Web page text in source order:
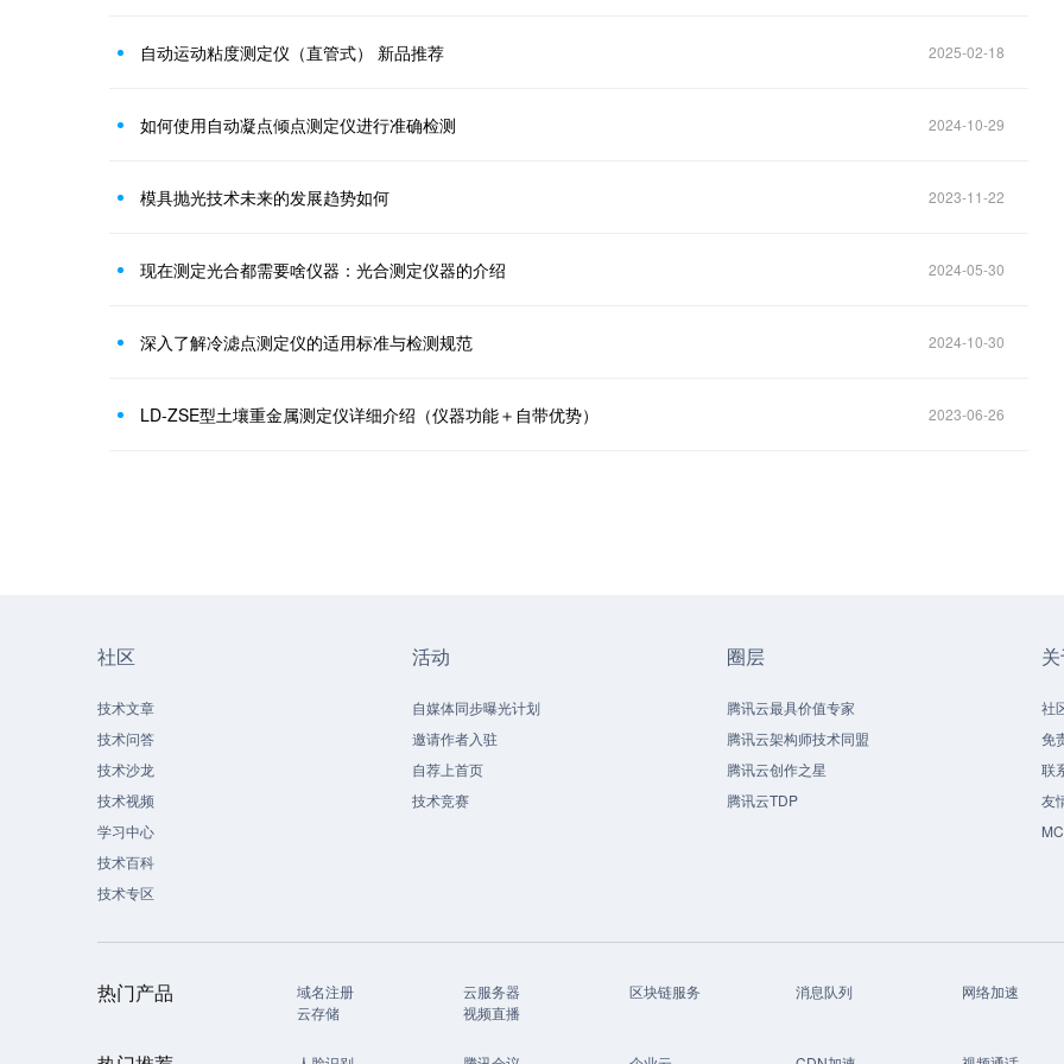
自动运动粘度测定仪（直管式） 新品推荐 2025-02-18
如何使用自动凝点倾点测定仪进行准确检测 2024-10-29
模具抛光技术未来的发展趋势如何 2023-11-22
现在测定光合都需要啥仪器：光合测定仪器的介绍 2024-05-30
深入了解冷滤点测定仪的适用标准与检测规范 2024-10-30
LD-ZSE型土壤重金属测定仪详细介绍（仪器功能＋自带优势） 2023-06-26
社区
技术文章
技术问答
技术沙龙
技术视频
学习中心
技术百科
技术专区
活动
自媒体同步曝光计划
邀请作者入驻
自荐上首页
技术竞赛
圈层
腾讯云最具价值专家
腾讯云架构师技术同盟
腾讯云创作之星
腾讯云TDP
社
免
联
友
热门产品 域名注册 云服务器 区块链服务 消息队列
网络加速
云存储
视频直播